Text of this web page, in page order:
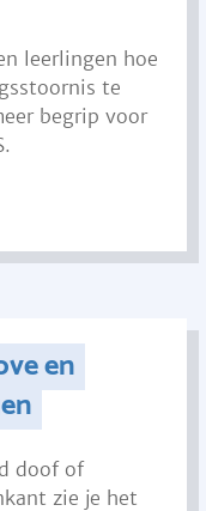
leerlingen hoe
te
begrip voor
en
doof of
zie je het